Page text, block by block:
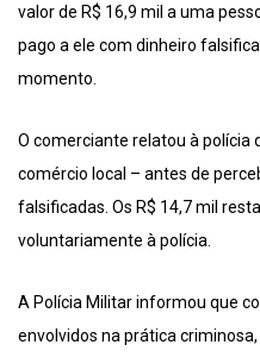
valor de R$ 16,9 mil a uma
pago a ele com dinheiro
momento.
O comerciante relatou à polícia
comércio local – antes de
falsificadas. Os R$ 14,7 mil
voluntariamente à polícia.
A Polícia Militar informou que
envolvidos na prática